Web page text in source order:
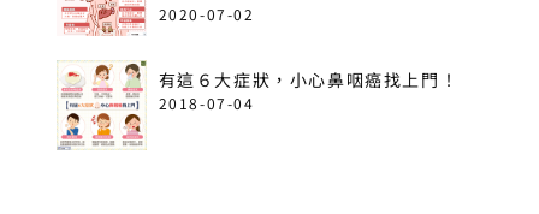
病！
2020-07-02
有這６大症狀，小心鼻咽癌找上門！
2018-07-04